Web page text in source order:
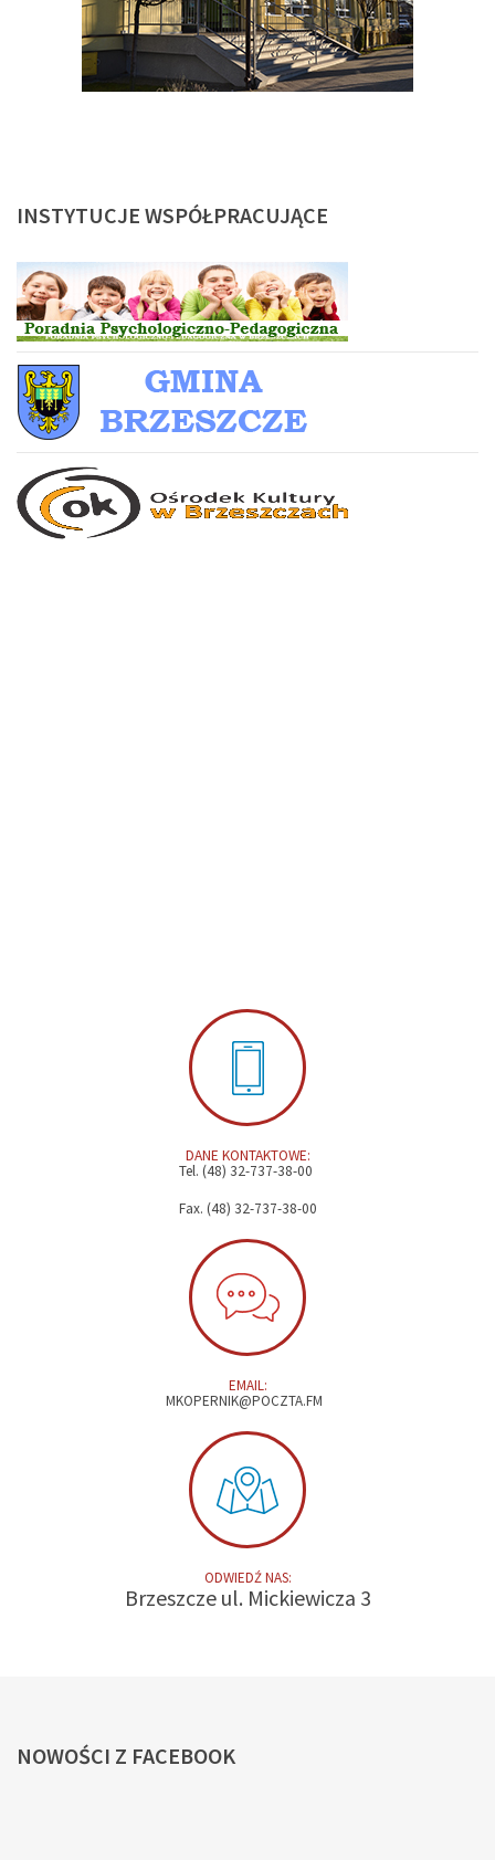
INSTYTUCJE WSPÓŁPRACUJĄCE
DANE KONTAKTOWE:
Tel. (48) 32-737-38-00
Fax. (48) 32-737-38-00
EMAIL:
MKOPERNIK@POCZTA.FM
ODWIEDŹ NAS:
Brzeszcze ul. Mickiewicza 3
NOWOŚCI Z FACEBOOK